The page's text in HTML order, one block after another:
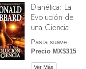
Dianética: La
Evolución de
una Ciencia
Pasta suave
Precio MX$315
Ver Más